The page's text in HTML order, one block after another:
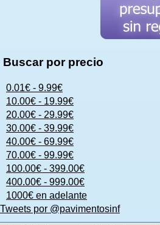
Buscar por precio
0.01€ - 9.99€
10.00€ - 19.99€
20.00€ - 29.99€
30.00€ - 39.99€
40.00€ - 69.99€
70.00€ - 99.99€
100.00€ - 399.00€
400.00€ - 999.00€
1000€ en adelante
Tweets por @pavimentosinf